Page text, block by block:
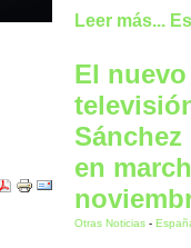
Leer más...
El
en
Otras Noticias -